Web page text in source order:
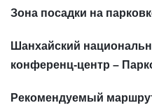
Зона посадки на
Шанхайский
конференц-центр –
Рекомендуемый